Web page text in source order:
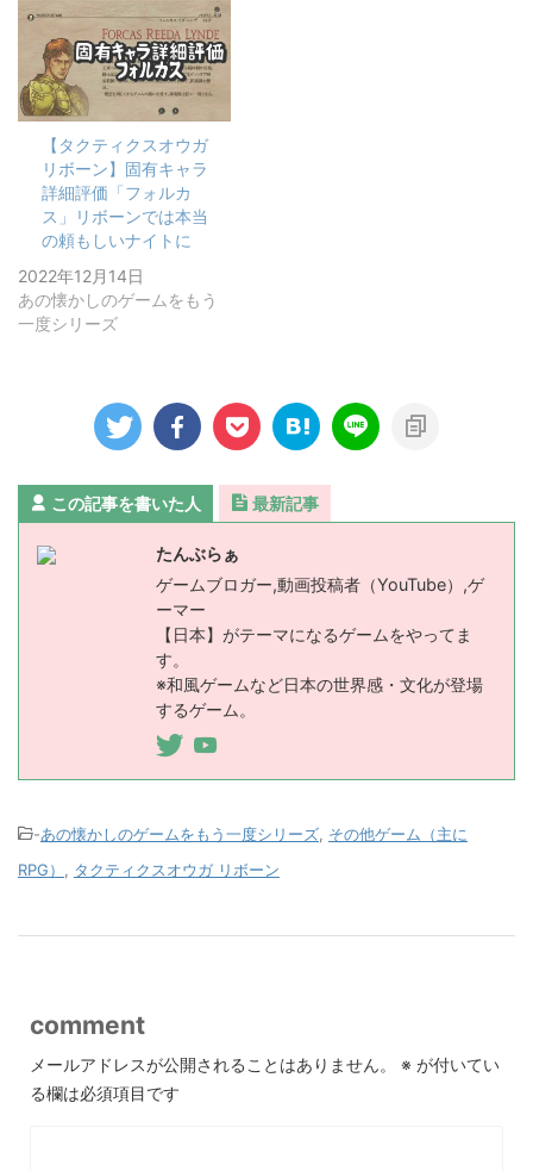
【タクティクスオウガ
リボーン】固有キャラ
詳細評価「フォルカ
ス」リボーンでは本当
の頼もしいナイトに
2022年12月14日
あの懐かしのゲームをもう
一度シリーズ
この記事を書いた人 最新記事
たんぶらぁ
ゲームブロガー,動画投稿者（YouTube）,ゲ
ーマー
【日本】がテーマになるゲームをやってま
す。
※和風ゲームなど日本の世界感・文化が登場
するゲーム。
-あの懐かしのゲームをもう一度シリーズ その他ゲーム（主に
RPG）
タクティクスオウガ リボーン
comment
メールアドレスが公開されることはありません。 ※ が付いてい
る欄は必須項目です